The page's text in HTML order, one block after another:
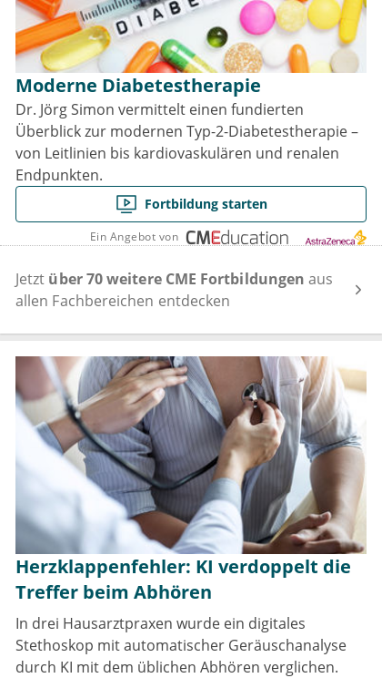
Moderne Diabetestherapie
Dr. Jörg Simon vermittelt einen fundierten
Überblick zur modernen Typ-2-Diabetestherapie –
von Leitlinien bis kardiovaskulären und renalen
Endpunkten.
Fortbildung starten
Ein Angebot von
Jetzt über 70 weitere CME Fortbildungen aus
allen Fachbereichen entdecken
Herzklappenfehler: KI verdoppelt die
Treffer beim Abhören
In drei Hausarztpraxen wurde ein digitales
Stethoskop mit automatischer Geräuschanalyse
durch KI mit dem üblichen Abhören verglichen.